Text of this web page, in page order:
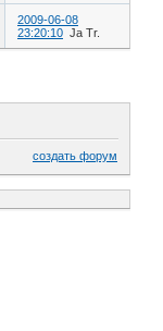
2009-06-08
23:20:10 Ja Tr.
создать форум